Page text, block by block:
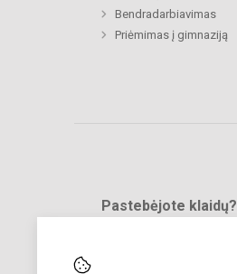
Bendradarbiavimas
Priėmimas į gimnaziją
Pastebėjote klaidų?